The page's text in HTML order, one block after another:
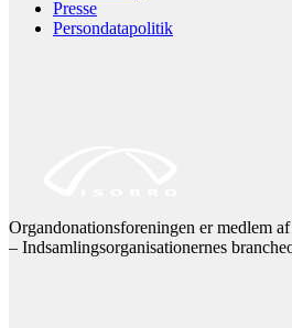
Presse
Persondatapolitik
Organdonationsforeningen er medlem
– Indsamlingsorganisationernes